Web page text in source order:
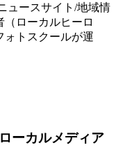
ュースサイト/地域情
ローカルヒーロ
ォトスクールが運
ーカルメディア